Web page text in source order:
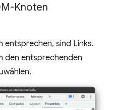
Knoten
entsprechen, sind Links.
den entsprechenden